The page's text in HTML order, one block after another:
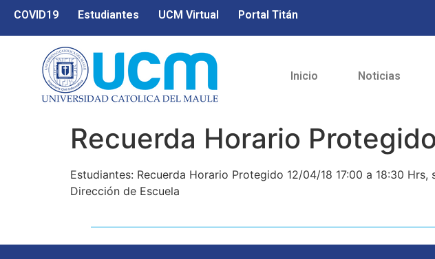
COVID19 Estudiantes UCM Virtual Portal Titán
Inicio Noticias
Recuerda Horario
Estudiantes: Recuerda Horario Protegido 12/04/18 17:00 a 18:30
Dirección de Escuela